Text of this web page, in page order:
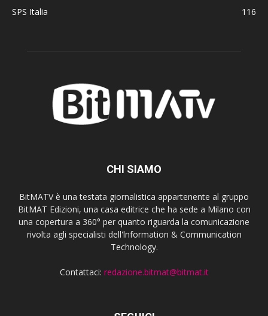
SPS Italia
116
CHI SIAMO
BitMATV è una testata giornalistica appartenente al gruppo
BitMAT Edizioni, una casa editrice che ha sede a Milano con
una copertura a 360° per quanto riguarda la comunicazione
rivolta agli specialisti dell'lnformation & Communication
Technology.
Contattaci: redazione.bitmat@bitmat.it